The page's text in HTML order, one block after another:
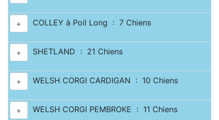
+ COLLEY à Poil Long : 7 Chiens
+ SHETLAND : 21 Chiens
+ WELSH CORGI CARDIGAN : 10 Chiens
+ WELSH CORGI PEMBROKE : 11 Chiens